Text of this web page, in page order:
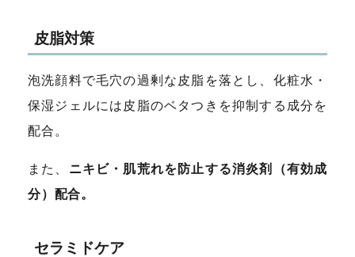
皮脂対策
泡洗顔料で毛穴の過剰な皮脂を落とし、化粧水・
保湿ジェルには皮脂のベタつきを抑制する成分を
配合。
また、 ニキビ・肌荒れを防止する消炎剤（有効成
分）配合。
セラミドケア